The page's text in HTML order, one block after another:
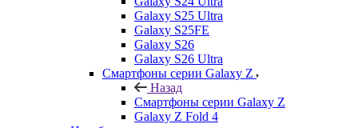
Galaxy S25 Ultra
Galaxy S25FE
Galaxy S26
Galaxy S26 Ultra
Смартфоны серии Galaxy Z
Назад
Смартфоны серии Galaxy Z
Galaxy Z Fold 4